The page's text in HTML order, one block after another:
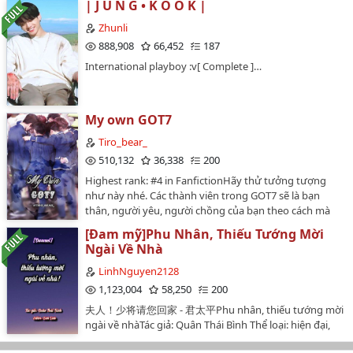
Chap 38: Phủ Hoá Điện
Chap 39: Nhất Niệm Cửa Ải
Chap 40: Nhị Cửa Ải?
Chap 41: Tam Cửa Ải
Chap 42: Hậu Cửa Ải
Chap 43: Phong Quý Phi Phong Thanh Tân
Chap 44: Tâm Lan Trâm
Chap 45: Cực Băng Sơn, Ta Chờ Người!
Chap 46: Vô Hoá Thân, Vô Phương Cứu Chữa ?
Chap 47: Hàn Suất, Tên Vương Gia Xui Xẻo!
Chap 48: Nhị Hoàng Tử.
Chap 49: Lễ Thành Thân 3
giảCặp CP thứ chín: Thủ tịch bệnh kiều vs thanh mai
chữa lànhCặp CP thứ mười: Vương gia phong lưu vs kỹ
nữ khuynh thànhCP phụ: Phúc hắc tướng quân vs thỏ
yêu ngốc manh----------------------------------- P/s: đọc thấy
cũng được nên edit cho mọi người đọc cùng.Bản dịch
trường, chủ thụ, HENhân vật chính: Tổng giám đốc tài
giỏi yêu vợ Chử Duật (công) x Thực tập sinh ghét đi
làm thương chồng Trì Tích Đình (thụ)Tóm tắt: Ngày
mỏi, lương thì thấp công việc thì bấp bênh, lắm lúc chỉ
cho ta những cánh đồng bao la rộng lớn, để ta thỏa
sức vùng vẫy với những ước mơ và khát khao của
chính mình.…
| J U N G • K O O K |
Zhunli
888,908
66,452
187
International playboy :v[ Complete ]…
My own GOT7
Tiro_bear_
510,132
36,338
200
Highest rank: #4 in FanfictionHãy thử tưởng tượng
như này nhé. Các thành viên trong GOT7 sẽ là bạn
thân, người yêu, người chồng của bạn theo cách mà
(Điền tên bạn vào đây) và mình sẽ giúp bạn bay vào
thế giới của GOT7. 7 câu chuyện đầu tiên sẽ là do mình
tự tưởng tượng những câu chuyện của mình, về sau
nếu bạn nào muốn tham gia, mình sẽ viết theo ý các
Mark Tuan, Wang Jackson, Park Jinyoung, Choi
Youngjae, Bambam, Kim Yugyeom and "_" as you.…
[Đam mỹ]Phu Nhân, Thiếu Tướng Mời
Ngài Về Nhà
LinhNguyen2128
1,123,004
58,250
200
夫人！少将请您回家 - 君太平Phu nhân, thiếu tướng mời
ngài về nhàTác giả: Quân Thái Bình Thể loại: hiện đại,
phúc hắc quân trưởng công, tao nhã quý công tử thụ,